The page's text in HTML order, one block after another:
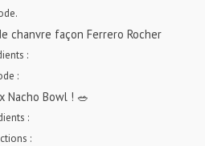
chanvre façon Ferrero Rocher
:
:
Nacho Bowl ! 🥗
:
: